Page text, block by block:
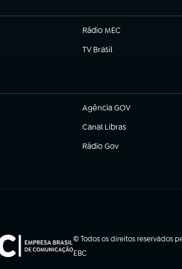
Rádio MEC
TV Brasil
(abre em nova aba)
Agência GOV
(abre em nova aba)
Canal Libras
(abre em nova aba)
Rádio Gov
(abre em nova aba)
© Todos os direitos reservados
EBC